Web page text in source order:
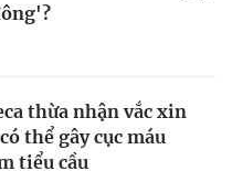
thừa nhận vắc xin
thể gây cục máu
tiểu cầu